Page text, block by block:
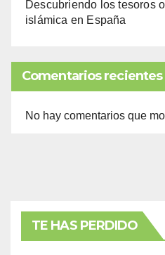
Descubriendo los tesoros
islámica en España
Comentarios recientes
No hay comentarios que
TE HAS PERDIDO